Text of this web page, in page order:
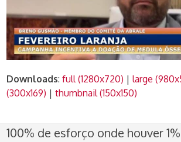
Downloads:full (1280x720) |large
(300x169) |thumbnail (150x150)
100% de esforço onde houver